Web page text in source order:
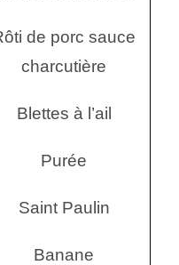
de porc sauce
charcutière
Blettes à l’ail
Purée
Saint Paulin
Banane